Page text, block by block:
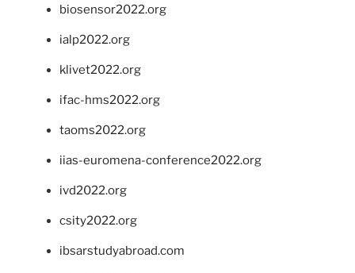
biosensor2022.org
ialp2022.org
klivet2022.org
ifac-hms2022.org
taoms2022.org
iias-euromena-conference2022.org
ivd2022.org
csity2022.org
ibsarstudyabroad.com